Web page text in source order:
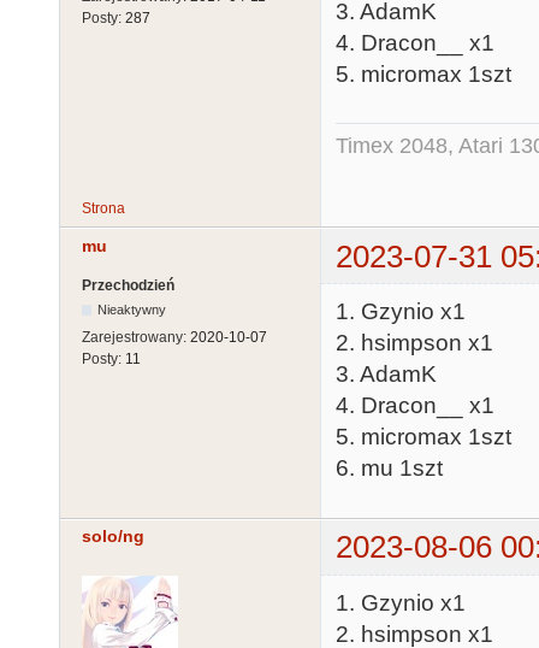
Posty: 287
3. AdamK
4. Dracon__ x1
5. micromax 1szt
Timex 2048, Atari
Strona
mu 2023-07-31
Przechodzień
Nieaktywny
Zarejestrowany: 2020-10-07
Posty: 11
1. Gzynio x1
2. hsimpson x1
3. AdamK
4. Dracon__ x1
5. micromax 1szt
6. mu 1szt
solo/ng 2023-08-06
1. Gzynio x1
2. hsimpson x1